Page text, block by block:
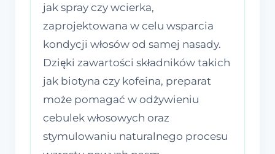
jak spray czy wcierka,
zaprojektowana w celu wsparcia
kondycji włosów od samej nasady.
Dzięki zawartości składników takich
jak biotyna czy kofeina, preparat
może pomagać w odżywieniu
cebulek włosowych oraz
stymulowaniu naturalnego procesu